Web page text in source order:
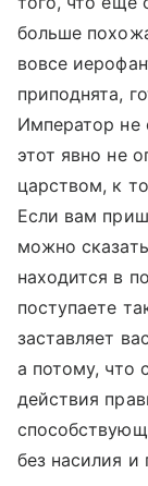
больше
вовсе
приподнята,
Император не
этот явно не
царством, к
Если вам
можно
находится в
поступаете
заставляет
а потому, что
действия
без насилия и